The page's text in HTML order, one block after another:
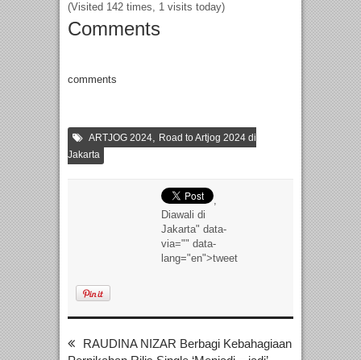
(Visited 142 times, 1 visits today)
Comments
comments
ARTJOG 2024, Road to Artjog 2024 di
Jakarta
,
Diawali di
Jakarta" data-
via="" data-
lang="en">tweet
RAUDINA NIZAR Berbagi Kebahagiaan